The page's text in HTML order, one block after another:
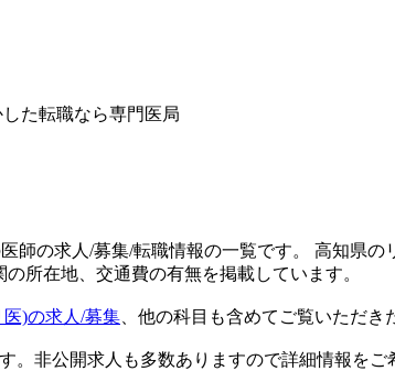
の求人/募集/転職情報の一覧です。 高知県
所在地、交通費の有無を掲載しています。
)の求人/募集 、他の科目も含めてご覧いただき
。非公開求人も多数ありますので詳細情報をご